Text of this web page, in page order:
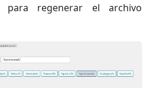
para regenerar el archivo